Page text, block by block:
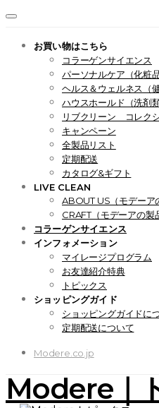
お買い物はこちら
コラーゲンサイエンス
パーソナルケア（化粧
ヘルス＆ウェルネス（
ハウスホールド（洗剤類
リブクリーン コレク
キャンペーン
全製品リスト
定期配送
カタログ&ギフト
LIVE CLEAN
ABOUT US（モデーア
CRAFT（モデーアの製
コラーゲンサイエンス
インフォメーション
マイレージプログラム
お友達紹介特典
トピックス
ショッピングガイド
ショッピングガイドに
定期配送について
Modere.co.jp
Modere｜